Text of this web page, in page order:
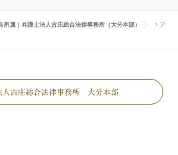
顧問弁護士契約 よくある相談
属｜弁護士法人古庄総合法律事務所（大分本部） > ア
人古庄総合法律事務所 大分本部